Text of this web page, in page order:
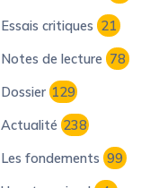
Essais critiques 21
Notes de lecture 78
Dossier 129
Actualité 238
Les fondements 99